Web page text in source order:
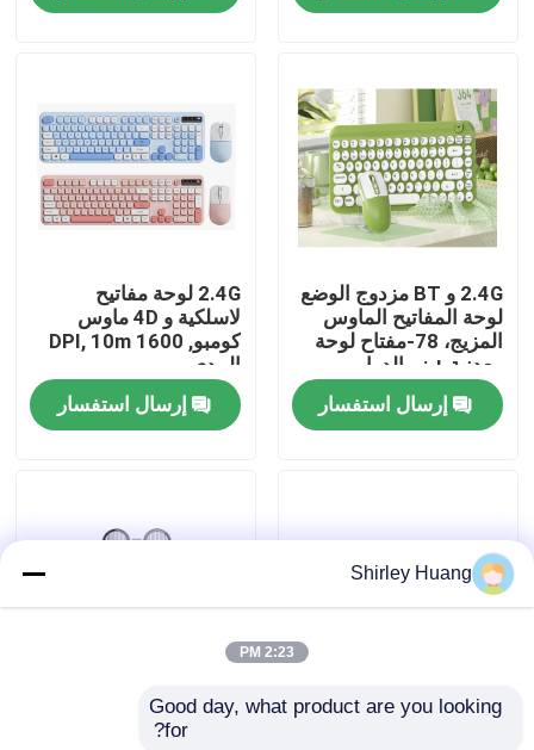
المنتجات
حولنا
جولة في المصنع
مراقبة الجودة
اتصل بنا
القضايا
2.4G و BT مزدوج الوضع
لوحة المفاتيح الماوس
المزيج، 78-مفتاح لوحة
معدنية + زر الدوار،
500mAh
إرسال استفسار
2.4G لوحة مفاتيح
لاسلكية و 4D ماوس
كومبو, 1600 DPI, 10m
المدى
إرسال استفسار
لوحة مفاتيح مريحة
الماوس اللاسلكية
الصامتة القابلة لإعادة
Shirley Huang
2:23 PM
Good day, what product are you looking
for?